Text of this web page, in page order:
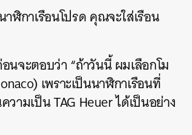
าฬิกาเรือนโปรด คุณจะใส่เรือน
นจะตอบว่า “ถ้าวันนี้ ผมเลือกโม
เพราะเป็นนาฬิกาเรือนที่
ามเป็น TAG Heuer ได้เป็นอย่าง